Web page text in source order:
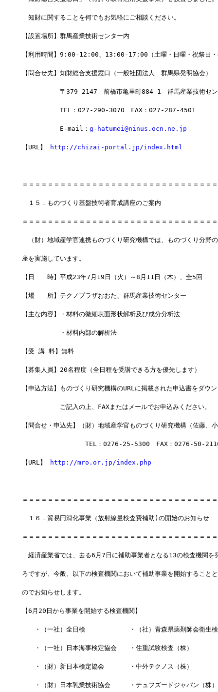
知財に関することを何でもお気軽にご相談ください。
【設置場所】群馬産業技術センター内
【利用時間】9:00-12:00、13:00-17:00（土曜・日曜・祝祭日・
【問合せ先】知財総合支援窓口（一般社団法人　群馬県発明協会）
〒379-2147　前橋市亀里町884-1　群馬産業技術セン
TEL：027-290-3070　FAX：027-287-4501
E-mail： g-hatumei@ninus.ocn.ne.jp
【URL】 http://chizai-portal.jp/index.html
＝＝＝＝＝＝＝＝＝＝＝＝＝＝＝＝＝＝＝＝＝＝＝＝＝＝＝＝＝＝
１５．ものづくり基盤技術者育成講座のご案内
＝＝＝＝＝＝＝＝＝＝＝＝＝＝＝＝＝＝＝＝＝＝＝＝＝＝＝＝＝＝
（財）地域産学官連携ものづくり研究機構では、ものづくり分野
座を実施しています。
【日　　時】平成23年7月19日（火）～8月11日（木）、全5回
【場　　所】テクノプラザおおた、群馬産業技術センター
【主な内容】・材料の微細表面形状解析及び成分分析法
・材料内部の解析法
【受 講 料】無料
【募集人員】20名程度（全日程を受講できる方を優先します）
【申込方法】ものづくり研究機構のURLに掲載された申込書をダウ
ご記入の上、FAXまたはメールでお申込みください。
【問合せ・申込先】（財）地域産学官ものづくり研究機構（佐藤、
TEL：0276-25-5300　FAX：0276-50-
【URL】 http://mro.or.jp/index.php
＝＝＝＝＝＝＝＝＝＝＝＝＝＝＝＝＝＝＝＝＝＝＝＝＝＝＝＝＝＝
１６．貿易円滑化事業（放射線量検査費補助)の開始のお知らせ
＝＝＝＝＝＝＝＝＝＝＝＝＝＝＝＝＝＝＝＝＝＝＝＝＝＝＝＝＝＝
経済産業省では、去る6月7日に補助事業者となる13の検査機関を
ろですが、今般、以下の検査機関において補助事業を開始すること
のでお知らせします。
【6月20日から事業を開始する検査機関】
・（一社）全日検　　　　　　　・（社）青森県薬剤師会衛生
・（一社）日本海事検定協会　　・住重試験検査（株）
・（財）新日本検定協会　　　　・中外テクノス（株）
・（財）日本乳業技術協会　　　・テュフズードジャパン（株）